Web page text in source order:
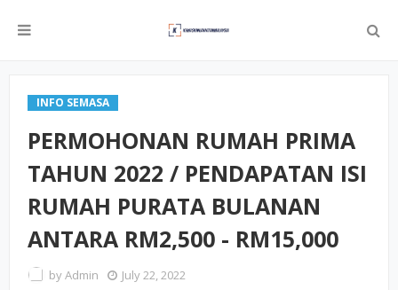
INFO SEMASA
PERMOHONAN RUMAH PRIMA
TAHUN 2022 / PENDAPATAN ISI
RUMAH PURATA BULANAN
ANTARA RM2,500 - RM15,000
byAdmin July 22, 2022